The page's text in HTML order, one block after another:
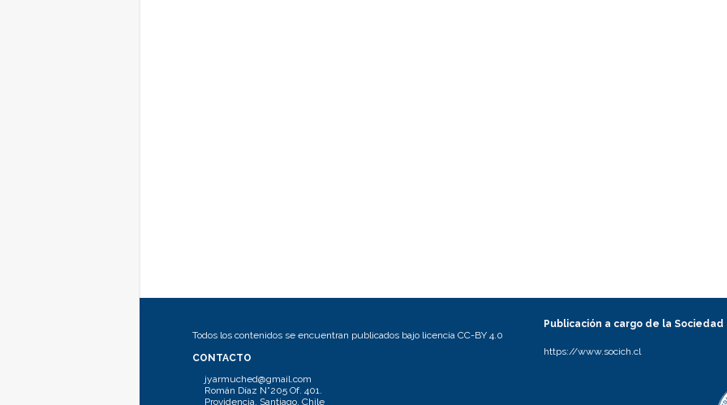
Todos los contenidos se encuentran publicados bajo licencia CC-BY 4.0
CONTACTO
jyarmuched@gmail.com
Román Díaz N°205 Of. 401.
Providencia, Santiago, Chile
Publicación a cargo de la
https://www.socich.cl